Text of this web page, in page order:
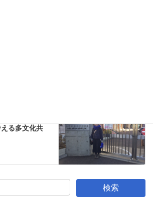
る多文化共